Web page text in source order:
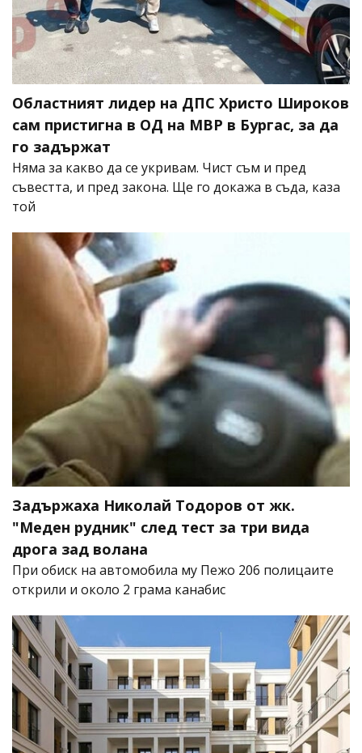
Областният лидер на ДПС Христо Широков
сам пристигна в ОД на МВР в Бургас, за да
го задържат
Няма за какво да се укривам. Чист съм и пред
съвестта, и пред закона. Ще го докажа в съда, каза
той
Задържаха Николай Тодоров от жк.
"Меден рудник" след тест за три вида
дрога зад волана
При обиск на автомобила му Пежо 206 полицаите
открили и около 2 грама канабис